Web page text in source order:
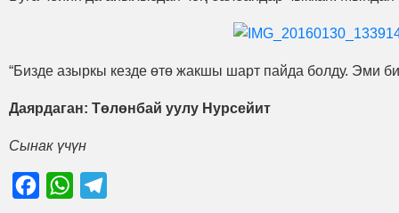
“Бизде азыркы кезде өтө жакшы шарт пайда болду. Эми
Даярдаган: Төлөнбай уулу Нурсейит
Сынак үчүн
FacebookWhatsApp